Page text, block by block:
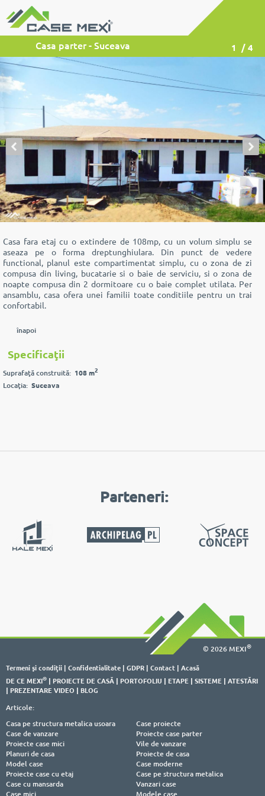
Casa parter - Suceava 1 / 4
Casa fara etaj cu o extindere de 108mp, cu un volum simplu se
aseaza pe o forma dreptunghiulara. Din punct de vedere
functional, planul este compartimentat simplu, cu o zona de zi
compusa din living, bucatarie si o baie de serviciu, si o zona de
noapte compusa din 2 dormitoare cu o baie complet utilata. Per
ansamblu, casa ofera unei familii toate conditiile pentru un trai
confortabil.
înapoi
Specificaţii
Suprafaţă construită: 108 m2
Locaţia: Suceava
Parteneri:
© 2026 MEXI®
Termeni şi condiţii | Confidentialitate | GDPR | Contact | Acasă
DE CE MEXI® | PROIECTE DE CASĂ | PORTOFOLIU | ETAPE | SISTEME | ATESTĂRI
| PREZENTARE VIDEO | BLOG
Articole:
Casa pe structura metalica usoara
Case de vanzare
Proiecte case mici
Planuri de casa
Model case
Proiecte case cu etaj
Case cu mansarda
Case mici
Case proiecte
Proiecte case parter
Vile de vanzare
Proiecte de casa
Case moderne
Case pe structura metalica
Vanzari case
Modele case